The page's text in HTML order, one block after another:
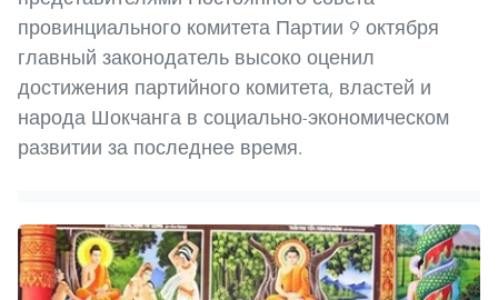
провинциального комитета Партии 9 октября
главный законодатель высоко оценил
достижения партийного комитета, властей и
народа Шокчанга в социально-экономическом
развитии за последнее время.